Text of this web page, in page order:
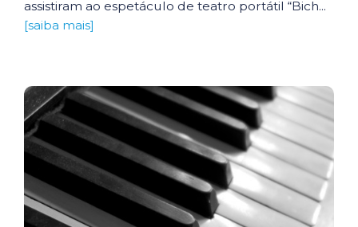
assistiram ao espetáculo de teatro portátil “Bich...
[saiba mais]